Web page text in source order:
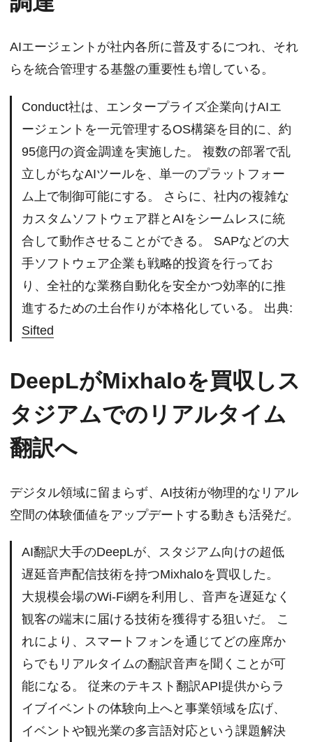
AIエージェントが社内各所に普及するにつれ、それ
らを統合管理する基盤の重要性も増している。
Conduct社は、エンタープライズ企業向けAIエ
ージェントを一元管理するOS構築を目的に、約
95億円の資金調達を実施した。 複数の部署で乱
立しがちなAIツールを、単一のプラットフォー
ム上で制御可能にする。 さらに、社内の複雑な
カスタムソフトウェア群とAIをシームレスに統
合して動作させることができる。 SAPなどの大
手ソフトウェア企業も戦略的投資を行ってお
り、全社的な業務自動化を安全かつ効率的に推
進するための土台作りが本格化している。 出典:
Sifted
DeepLがMixhaloを買収しス
タジアムでのリアルタイム
翻訳へ
デジタル領域に留まらず、AI技術が物理的なリアル
空間の体験価値をアップデートする動きも活発だ。
AI翻訳大手のDeepLが、スタジアム向けの超低
遅延音声配信技術を持つMixhaloを買収した。
大規模会場のWi-Fi網を利用し、音声を遅延なく
観客の端末に届ける技術を獲得する狙いだ。 こ
れにより、スマートフォンを通じてどの座席か
らでもリアルタイムの翻訳音声を聞くことが可
能になる。 従来のテキスト翻訳API提供からラ
イブイベントの体験向上へと事業領域を広げ、
イベントや観光業の多言語対応という課題解決